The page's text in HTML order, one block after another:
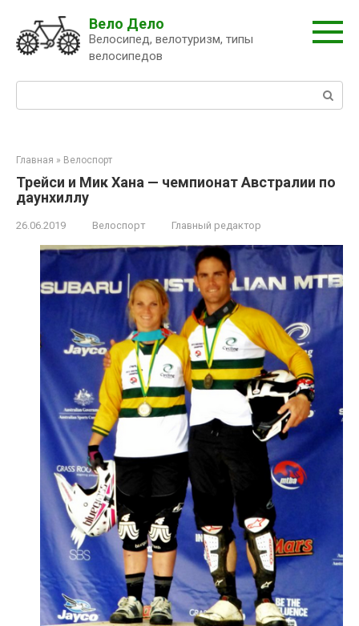
контенту
Вело Дело
Велосипед, велотуризм, типы
велосипедов
Главная » Велоспорт
Трейси и Мик Хана — чемпионат Австралии по
даунхиллу
26.06.2019 Велоспорт Главный редактор